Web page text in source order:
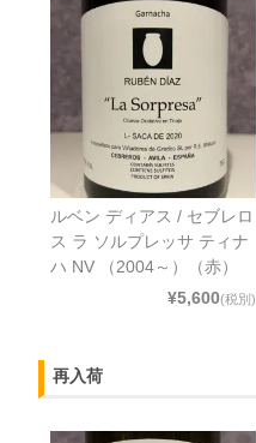
ルベン ディアス / セブレロ
ス ラ ソルプレッサ ティナ
ハ NV （2004～）（赤）
¥5,600(税別)
再入荷